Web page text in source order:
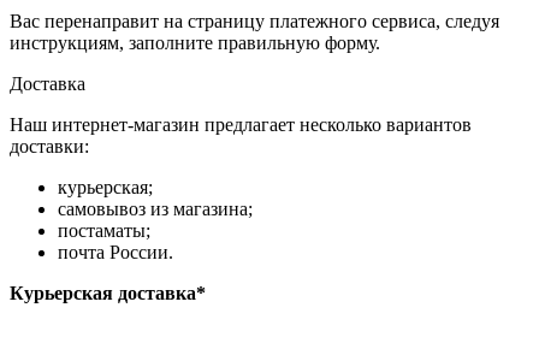
Вас перенаправит на страницу платежного сервиса, следуя
инструкциям, заполните правильную форму.
Доставка
Наш интернет-магазин предлагает несколько вариантов
доставки:
курьерская;
самовывоз из магазина;
постаматы;
почта России.
Курьерская доставка*